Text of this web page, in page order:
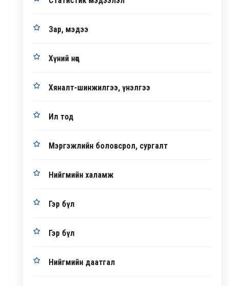
Зар, мэдээ
Хүний нөөц
Хяналт-шинжилгээ, үнэлгээ
Ил тод
Мэргэжлийн боловсрол, сургалт
Нийгмийн халамж
Гэр бүл
Гэр бүл
Нийгмийн даатгал